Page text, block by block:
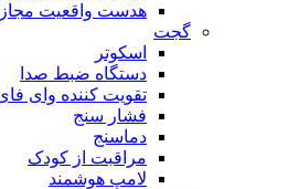
هدست واقعیت
گجت
اسکوتر
دستگاه ضبط صدا
تقویت کننده وای
فشار سنج
دماسنج
مراقبت از کودک
لامپ هوشمند